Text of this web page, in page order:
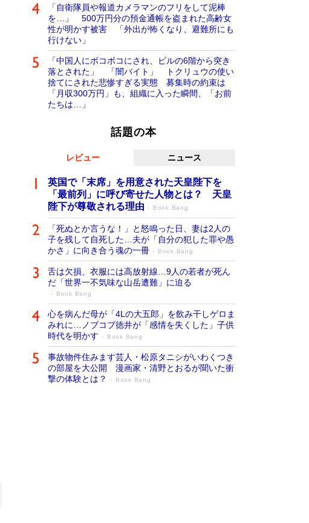
「自衛隊員や報道カメラマンのフリをして泥棒
を…」 500万円分の預金通帳を盗まれた高齢女
性が明かす被害 「外出が怖くなり、避難所にも
行けない」
「中国人にボコボコにされ、ビルの6階から突き
落とされた」 「闇バイト」 トクリュウの使い
捨てにされた悲惨すぎる実態 募集時の約束は
「月収300万円」も、組織に入った瞬間、「お前
たちは…」
話題の本
レビュー ニュース
英国で「末席」を用意された天皇陛下を
「最前列」に呼び寄せた人物とは？ 天皇
陛下が尊敬される理由
Book Bang
「死ぬとか言うな！」と怒鳴った日、妻は2人の
子を残して自死した…夫が「自分の犯した罪や愚
かさ」に向き合う魂の一冊
Book Bang
舌は欠損、衣服には高放射線…9人の若者が死ん
だ「世界一不気味な山岳遭難」に迫る
Book Bang
心を病んだ母が「4Lの大五郎」を飲み干しゲロま
みれに…ノブコブ徳井が「感情を失くした」子供
時代を明かす
Book Bang
事故物件住みます芸人・松原タニシがいわくつき
の部屋を大公開 漫画家・清野とおるが聞いた衝
撃の体験とは？
Book Bang